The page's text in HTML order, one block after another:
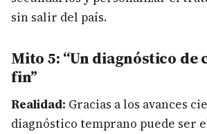
sin salir del país.
Mito 5: “Un diagnóstico de
fin”
Realidad: Gracias a los avances
diagnóstico temprano puede ser